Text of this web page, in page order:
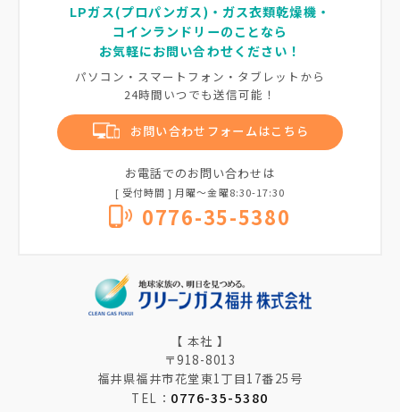
LPガス(プロパンガス)・ガス衣類乾燥機・
コインランドリーのことなら
お気軽にお問い合わせください！
パソコン・スマートフォン・タブレットから
24時間いつでも送信可能！
お問い合わせフォームはこちら
お電話でのお問い合わせは
[ 受付時間 ] 月曜〜金曜8:30-17:30
0776-35-5380
【 本社 】
〒918-8013
福井県福井市花堂東1丁目17番25号
TEL： 0776-35-5380